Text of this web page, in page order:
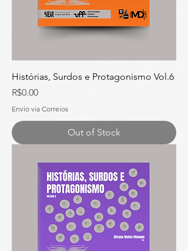
Histórias, Surdos e Protagonismo Vol.6
Price
R$0.00
Envio via Correios
Out of Stock